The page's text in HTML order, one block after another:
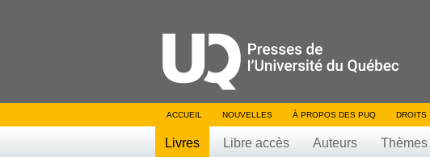
ACCUEIL NOUVELLES À PROPOS DES PUQ DROITS
Livres Libre accès Auteurs Thèmes